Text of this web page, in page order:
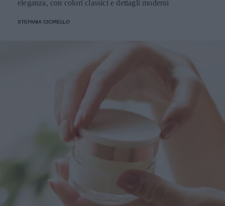
eleganza, con colori classici e dettagli moderni
STEFANIA CICIRELLO